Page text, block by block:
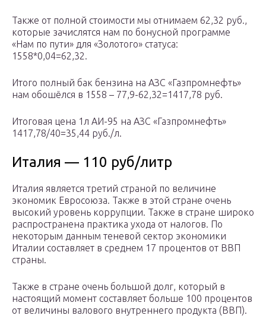
Также от полной стоимости мы отнимаем 62,32 руб.,
которые зачислятся нам по бонусной программе
«Нам по пути» для «Золотого» статуса:
1558*0,04=62,32.
Итого полный бак бензина на АЗС «Газпромнефть»
нам обошёлся в 1558 – 77,9-62,32=1417,78 руб.
Итоговая цена 1л АИ-95 на АЗС «Газпромнефть»
1417,78/40=35,44 руб./л.
Италия — 110 руб/литр
Италия является третий страной по величине
экономик Евросоюза. Также в этой стране очень
высокий уровень коррупции. Также в стране широко
распространена практика ухода от налогов. По
некоторым данным теневой сектор экономики
Италии составляет в среднем 17 процентов от ВВП
страны.
Также в стране очень большой долг, который в
настоящий момент составляет больше 100 процентов
от величины валового внутреннего продукта (ВВП).